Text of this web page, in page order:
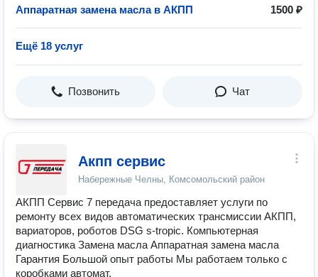
Аппаратная замена масла в АКПП 1500 ₽
Ещё 18 услуг
Позвонить Чат
Акпп сервис
Набережные Челны, Комсомольский район
АКПП Сервис 7 передача предоставляет услуги по
ремонту всех видов автоматических трансмиссии АКПП,
вариаторов, роботов DSG s-tropic. Компьютерная
диагностика Замена масла Аппаратная замена масла
Гарантия Большой опыт работы Мы работаем только с
коробками автомат.